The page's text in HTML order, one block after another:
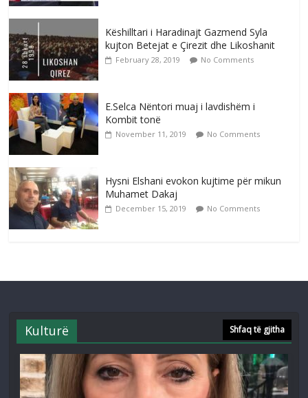
Këshilltari i Haradinajt Gazmend Syla
kujton Betejat e Çirezit dhe Likoshanit
February 28, 2019 No Comments
E.Selca Nëntori muaj i lavdishëm i
Kombit tonë
November 11, 2019 No Comments
Hysni Elshani evokon kujtime për mikun
Muhamet Dakaj
December 15, 2019 No Comments
Kulturë Shfaq të gjitha